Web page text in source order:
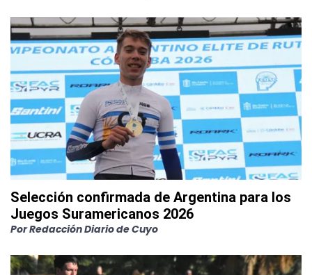
Selección confirmada de Argentina para los
Juegos Suramericanos 2026
PorRedacción Diario de Cuyo